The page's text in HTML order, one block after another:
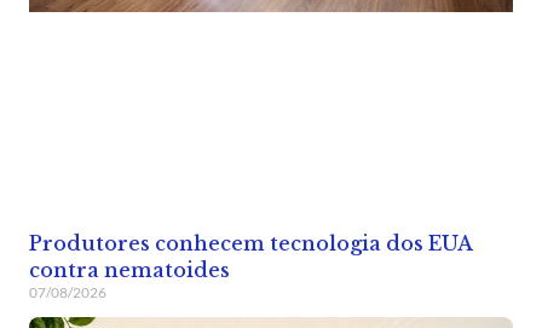
Produtores conhecem tecnologia dos EUA
contra nematoides
07/08/2026